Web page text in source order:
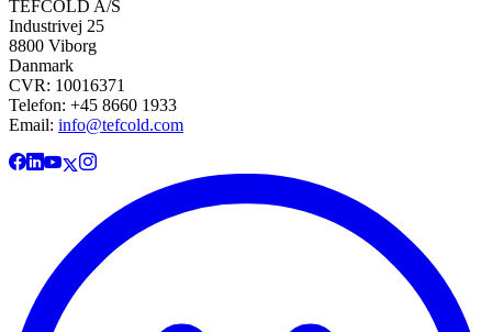
TEFCOLD A/S
Industrivej 25
8800 Viborg
Danmark
CVR: 10016371
Telefon: +45 8660 1933
Email: info@tefcold.com